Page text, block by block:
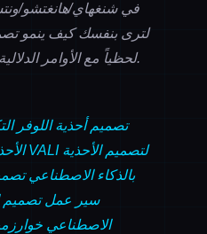
في شنغهاي/هانغتشو/
لترى بنفسك كيف ينمو
من الحذاء في رندر 8K لحظياً مع الأوامر الدلالية.
تصميم أحذية اللوفر
بالذكاء الاصطناعي
سير عمل تصميم
الاصطناعي